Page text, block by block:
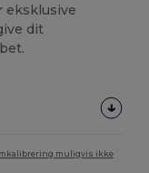
eksklusive
dit
muligvis ikke